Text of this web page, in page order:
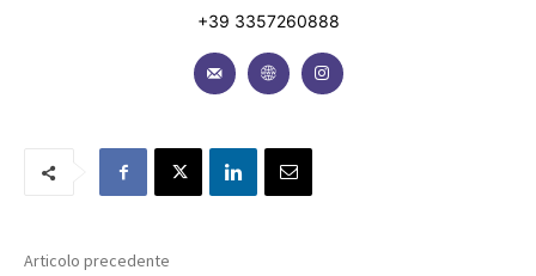
+39 3357260888
Articolo precedente